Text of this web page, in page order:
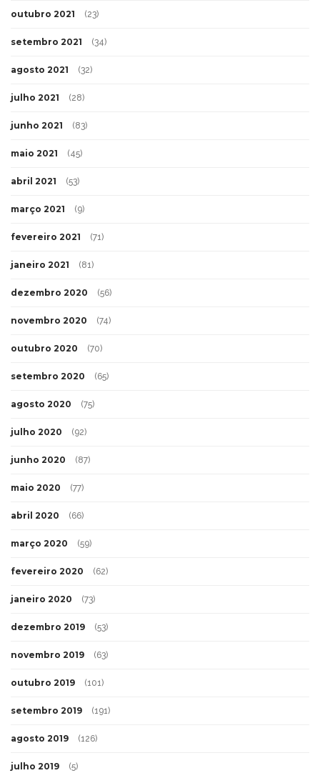
outubro 2021 (23)
setembro 2021 (34)
agosto 2021 (32)
julho 2021 (28)
junho 2021 (83)
maio 2021 (45)
abril 2021 (53)
março 2021 (9)
fevereiro 2021 (71)
janeiro 2021 (81)
dezembro 2020 (56)
novembro 2020 (74)
outubro 2020 (70)
setembro 2020 (65)
agosto 2020 (75)
julho 2020 (92)
junho 2020 (87)
maio 2020 (77)
abril 2020 (66)
março 2020 (59)
fevereiro 2020 (62)
janeiro 2020 (73)
dezembro 2019 (53)
novembro 2019 (63)
outubro 2019 (101)
setembro 2019 (191)
agosto 2019 (126)
julho 2019 (5)